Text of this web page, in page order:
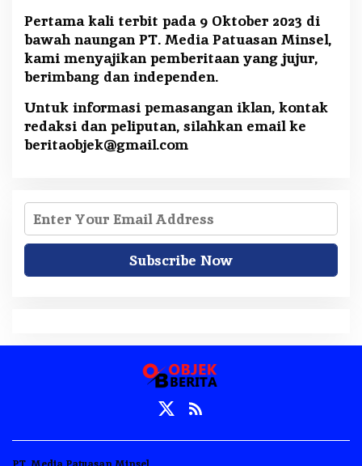
Pertama kali terbit pada 9 Oktober 2023 di
bawah naungan PT. Media Patuasan Minsel,
kami menyajikan pemberitaan yang jujur,
berimbang dan independen.
Untuk informasi pemasangan iklan, kontak
redaksi dan peliputan, silahkan email ke
beritaobjek@gmail.com